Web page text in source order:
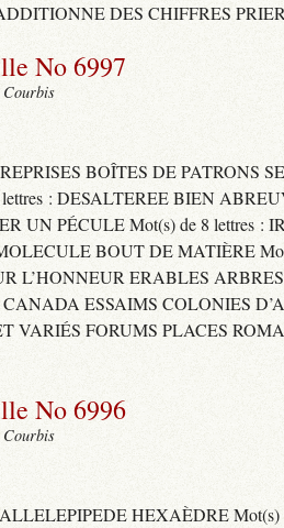
DES CHIFFRES
No 6997
BOÎTES DE PATRONS
: DESALTEREE BIEN
UN PÉCULE Mot(s) de 8 lettres :
BOUT DE MATIÈRE
L’HONNEUR ERABLES ARBRES
ESSAIMS COLONIES
VARIÉS FORUMS PLACES
No 6996
HEXAÈDRE Mot(s)